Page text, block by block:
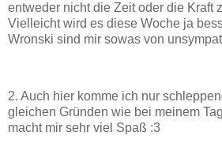
entweder nicht die Zeit oder die Kraft
Vielleicht wird es diese Woche ja
Wronski sind mir sowas von
2. Auch hier komme ich nur
gleichen Gründen wie bei meinem
macht mir sehr viel Spaß :3